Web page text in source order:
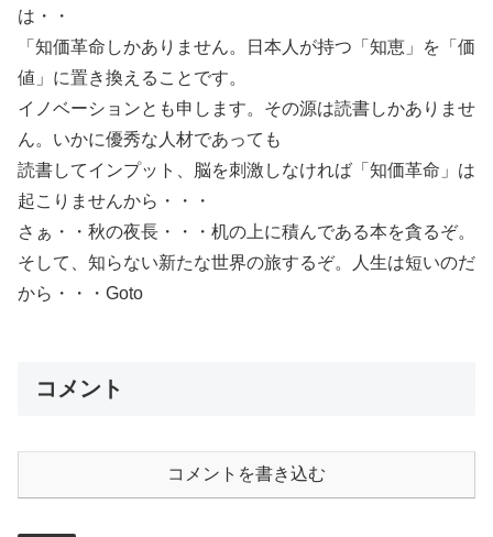
は・・
「知価革命しかありません。日本人が持つ「知恵」を「価
値」に置き換えることです。
イノベーションとも申します。その源は読書しかありませ
ん。いかに優秀な人材であっても
読書してインプット、脳を刺激しなければ「知価革命」は
起こりませんから・・・
さぁ・・秋の夜長・・・机の上に積んである本を貪るぞ。
そして、知らない新たな世界の旅するぞ。人生は短いのだ
から・・・Goto
コメント
コメントを書き込む